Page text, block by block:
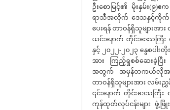
ဦးစောမြင့်၏ မိုးနှမ်း(၉)
ရာသီအလိုက် ဒေသနှင့်ကိုက်ညီသ
ပေးရန် တာဝန်ရှိသူများအာ
ယင်းနောက် တိုင်းဒေသကြီး
နှင့် ၂၀၂၂-၂၀၂၃ နွေစပါးတို
အား ကြည့်ရှုစစ်ဆေးခဲ့ပြီ
အတွက် အမှန်တကယ်လိုအပ်သော
တာဝန်ရှိသူများအား လမ်းညွှ
၎င်းနောက် တိုင်းဒေသကြီး
ကုန်ထုတ်လုပ်ငန်းများ ဖွံ့ဖ